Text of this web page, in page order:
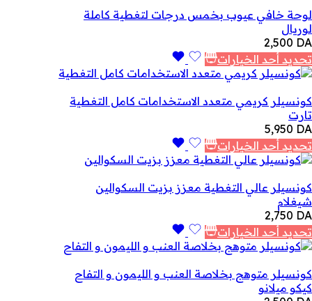
لوحة خافي عيوب بخمس درجات لتغطية كاملة
لوريال
2,500 DA
تحديد أحد الخيارات
كونسيلر كريمي متعدد الاستخدامات كامل التغطية
تارت
5,950 DA
تحديد أحد الخيارات
كونسيلر عالي التغطية معزز بزيت السكوالين
شيغلام
2,750 DA
تحديد أحد الخيارات
كونسيلر متوهج بخلاصة العنب و الليمون و التفاح
كيكو ميلانو